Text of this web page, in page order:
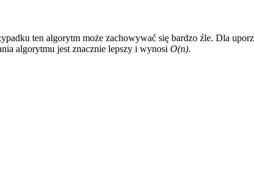
ten algorytm może zachowywać się bardzo źle. Dla
algorytmu jest znacznie lepszy i wynosi O(n).